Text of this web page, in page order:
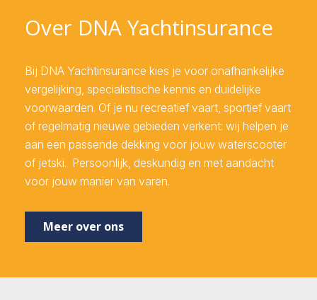
Over DNA Yachtinsurance
Bij DNA Yachtinsurance kies je voor onafhankelijke
vergelijking, specialistische kennis en duidelijke
voorwaarden. Of je nu recreatief vaart, sportief vaart
of regelmatig nieuwe gebieden verkent: wij helpen je
aan een passende dekking voor jouw waterscooter
of jetski. Persoonlijk, deskundig en met aandacht
voor jouw manier van varen.
Meer over ons